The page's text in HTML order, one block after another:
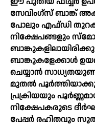
സേവിംഗ്‌സ് ബാങ്ക്
പോലും എഫ്ഡി
നിക്ഷേപങ്ങളും
ബാങ്കുകളേക്കാള്‍
ചെയ്യാന്‍
മുതല്‍
പ്രക്രിയയും
നിക്ഷേപകരുടെ
പേപ്പര്‍ രഹിതവും